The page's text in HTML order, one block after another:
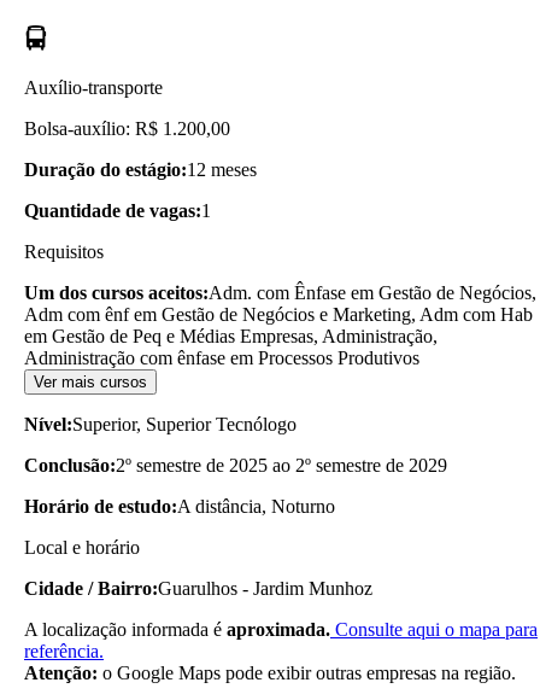
Auxílio-transporte
Bolsa-auxílio: R$ 1.200,00
Duração do estágio:12 meses
Quantidade de vagas:1
Requisitos
Um dos cursos aceitos:Adm. com Ênfase em Gestão de Negócios,
Adm com ênf em Gestão de Negócios e Marketing, Adm com Hab
em Gestão de Peq e Médias Empresas, Administração,
Administração com ênfase em Processos Produtivos
Ver mais cursos
Nível:Superior, Superior Tecnólogo
Conclusão:2º semestre de 2025 ao 2º semestre de 2029
Horário de estudo:A distância, Noturno
Local e horário
Cidade / Bairro:Guarulhos - Jardim Munhoz
A localização informada é aproximada. Consulte aqui o mapa para
referência.
Atenção: o Google Maps pode exibir outras empresas na região.